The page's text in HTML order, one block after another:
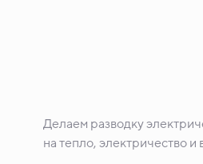
Делаем разводку
на тепло, электричество и